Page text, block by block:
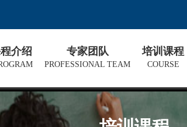
介绍 专家团队
PROFESSIONAL TEAM
培训课程
COURSE